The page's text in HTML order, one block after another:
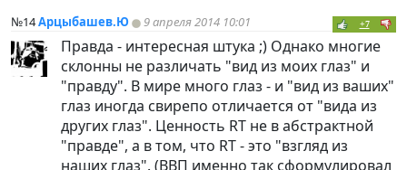
№14Арцыбашев.Ю 9 апреля 2014 10:01 +7
Правда - интересная штука ;) Однако многие
склонны не различать "вид из моих глаз" и
"правду". В мире много глаз - и "вид из ваших"
глаз иногда свирепо отличается от "вида из
других глаз". Ценность RT не в абстрактной
"правде", а в том, что RT - это "взгляд из
наших глаз". (ВВП именно так сформулировал